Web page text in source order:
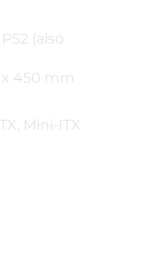
(alsó
x 450 mm
Mini-ITX